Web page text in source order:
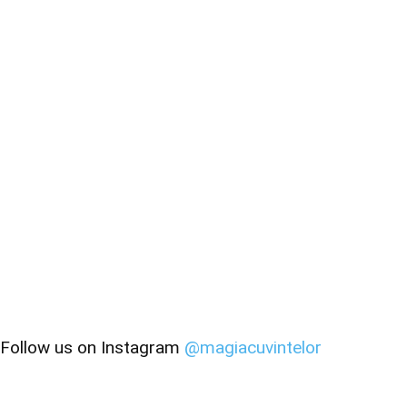
Follow us on Instagram @magiacuvintelor